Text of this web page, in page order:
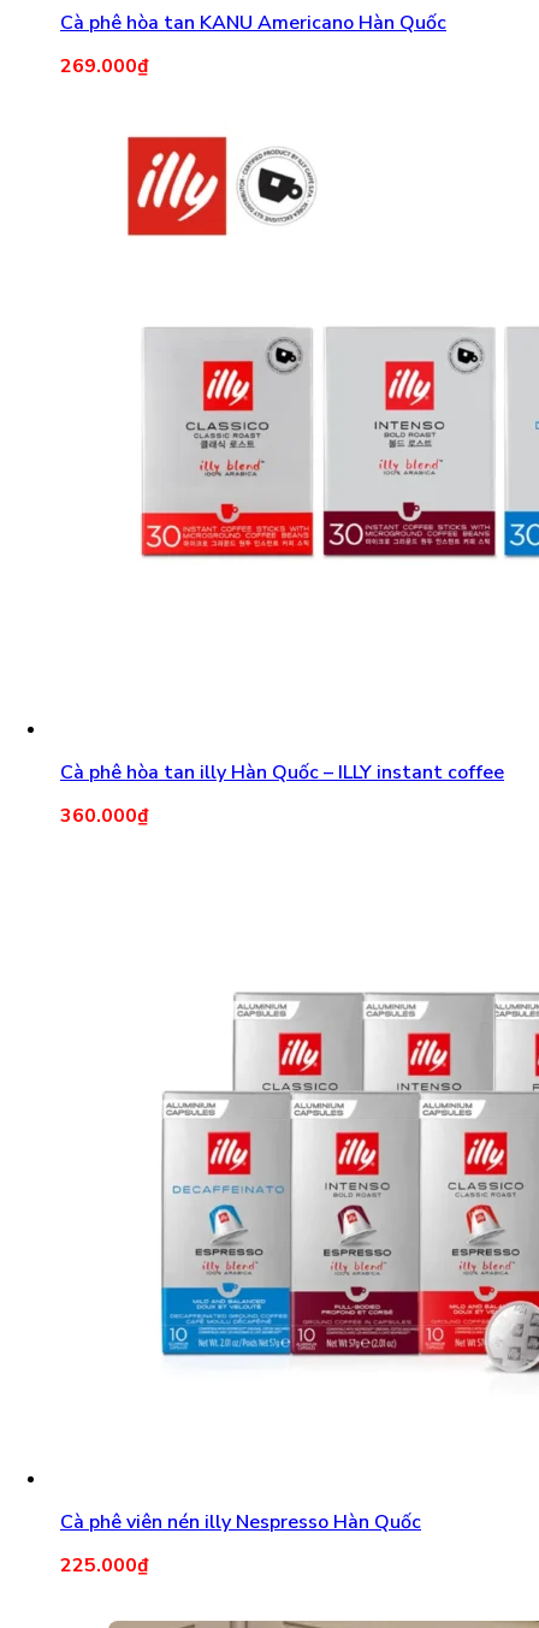
Cà phê hòa tan KANU Americano Hàn Quốc
269.000₫
Cà phê hòa tan illy Hàn Quốc – ILLY instant coffee
360.000₫
Cà phê viên nén illy Nespresso Hàn Quốc
225.000₫